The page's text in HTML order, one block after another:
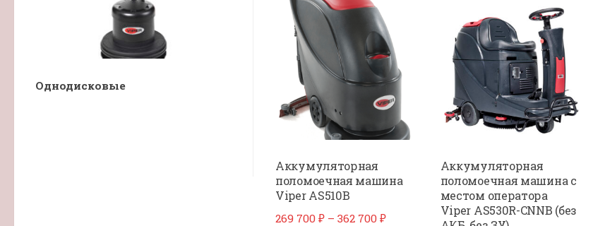
Аккумуляторная
поломоечная машина
Viper AS510B
269 700 ₽ – 362 700 ₽Диапазон
Аккумуляторная
поломоечная машина с
местом оператора
Viper AS530R-CNNB (без
Однодисковые